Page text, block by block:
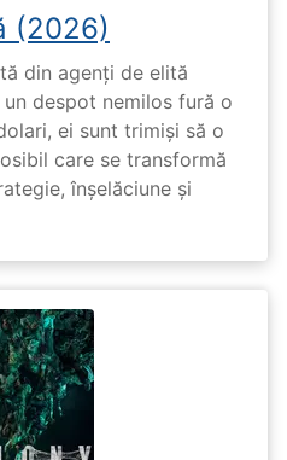
(2026)
din agenți de elită
despot nemilos fură o
ei sunt trimiși să o
care se transformă
înșelăciune și